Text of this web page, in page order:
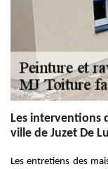
Les interventions
ville de Juzet De
Les entretiens des